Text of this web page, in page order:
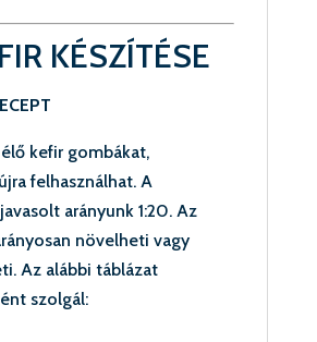
KÉSZÍTÉSE
kefir gombákat,
felhasználhat. A
arányunk 1:20. Az
növelheti vagy
Az alábbi táblázat
szolgál: